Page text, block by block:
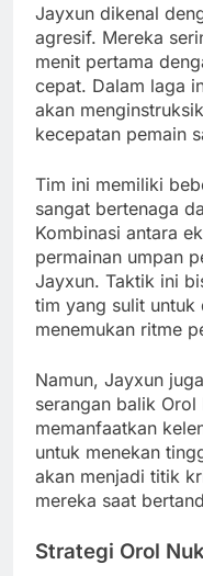
Jayxun dikenal
agresif. Mereka
menit pertama
cepat. Dalam laga
akan
kecepatan pemain
Tim ini memiliki
sangat bertenaga
Kombinasi antara
permainan umpan
Jayxun. Taktik ini
tim yang sulit untuk
menemukan ritme
Namun, Jayxun
serangan balik
memanfaatkan
untuk menekan
akan menjadi titik
mereka saat
Strategi Orol